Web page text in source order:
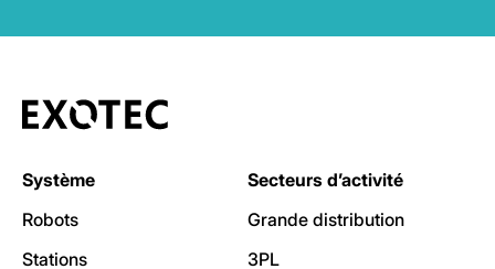
Système
Robots
Stations
Secteurs d’activité
Grande distribution
3PL